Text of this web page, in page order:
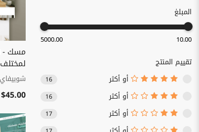
المبلغ
10.00
5000.00
تقييم المنتج
أو أكثر
16
أو أكثر 16
أو أكثر 17
مسك -
لمختلف
شوبيفاي
$45.00